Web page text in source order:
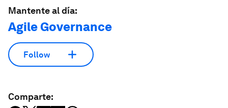
Mantente al día:
Agile Governance
Follow
Comparte: